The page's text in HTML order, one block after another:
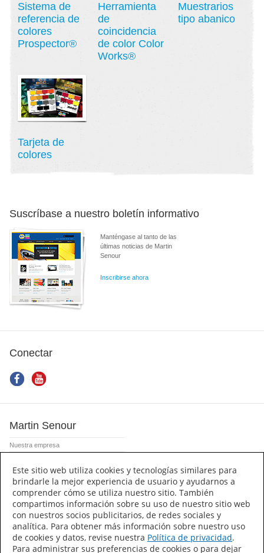
Sistema de
referencia de
colores
Prospector®
Herramienta
de
coincidencia
de color Color
Works®
Muestrarios
tipo abanico
Tarjeta de
colores
Suscríbase a nuestro boletín informativo
Manténgase al tanto de las
últimas noticias de Martin
Senour
Inscribirse ahora
Conectar
Martin Senour
Nuestra empresa
Notas de Prensa
Aviso de privacidad
Condiciones de uso
Hojas de datos del producto
Este sitio web utiliza cookies y tecnologías similares para
brindarle la mejor experiencia de usuario y ayudarnos a
comprender cómo se utiliza nuestro sitio. También
compartimos información sobre su uso de nuestro sitio web
con nuestros socios publicitarios, de redes sociales y
analítica. Para obtener más información sobre nuestro uso
de cookies y datos, revise nuestra Política de privacidad.
Para administrar sus preferencias de cookies o para dejar